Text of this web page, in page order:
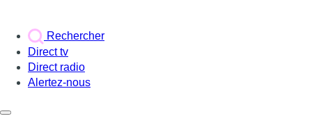
Rechercher
Direct tv
Direct radio
Alertez-nous